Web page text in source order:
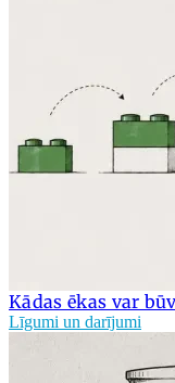
Kādas ēkas var
Līgumi un darījumi